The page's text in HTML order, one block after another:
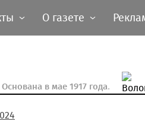
О газете
Основана в мае 1917 года.